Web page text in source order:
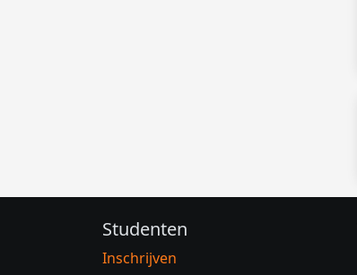
Studenten
Inschrijven